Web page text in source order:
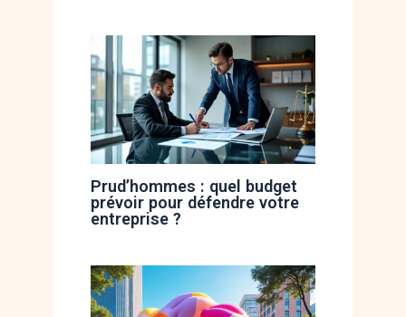
Prud’hommes : quel budget
prévoir pour défendre votre
entreprise ?